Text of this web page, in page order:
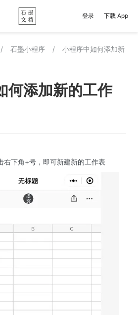
登录 下载 App
/ 石墨小程序 /
小程序中如何添加新
何添加新的工作
右下角+号，即可新建新的工作表